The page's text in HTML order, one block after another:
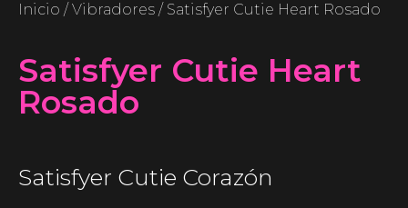
Inicio / Vibradores / Satisfyer Cutie Heart Rosado
Satisfyer Cutie Heart
Rosado
Satisfyer Cutie Corazón